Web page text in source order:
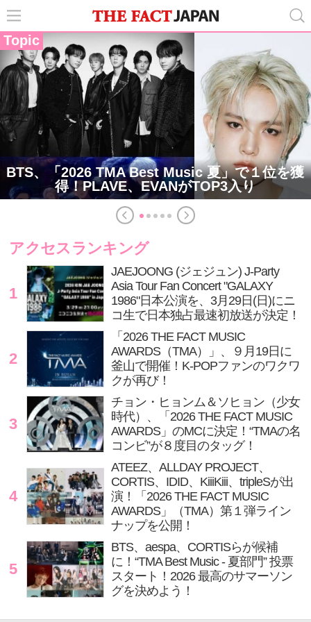
Topic
BTS、「2026 TMA Best Music 夏」で１位を獲
得！PLAVE、EVANがTOP3入り
アクセスランキング
1
JAEJOONG (ジェジュン) J-Party
Asia Tour Fan Concert "GALAXY
1986"日本公演を、3月29日(日)にニ
コ生で日本独占最速初放送が決定！
2
「2026 THE FACT MUSIC
AWARDS（TMA）」、９月19日に
釜山で開催！K-POPファンのワクワ
クが再び！
3
チョン・ヒョンム＆ソヒョン（少女
時代）、「2026 THE FACT MUSIC
AWARDS」のMCに決定！“TMAの名
コンビ”が８度目のタッグ！
4
ATEEZ、ALLDAY PROJECT、
CORTIS、IDID、KiiiKiii、tripleSが出
演！「2026 THE FACT MUSIC
AWARDS」（TMA）第１弾ライン
ナップを公開！
5
BTS、aespa、CORTISらが候補
に！“TMA Best Music - 夏部門” 投票
スタート！2026 最高のサマーソン
グを決めよう！